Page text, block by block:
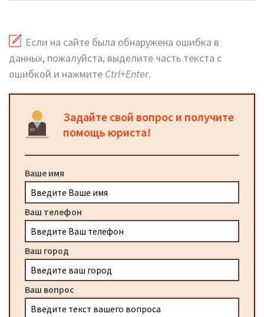
Если на сайте была обнаружена ошибка в
данных, пожалуйста, выделите часть текста с
ошибкой и нажмите Ctrl+Enter.
Задайте свой вопрос и получите
помощь юриста!
Ваше имя
Ваш телефон
Ваш город
Ваш вопрос